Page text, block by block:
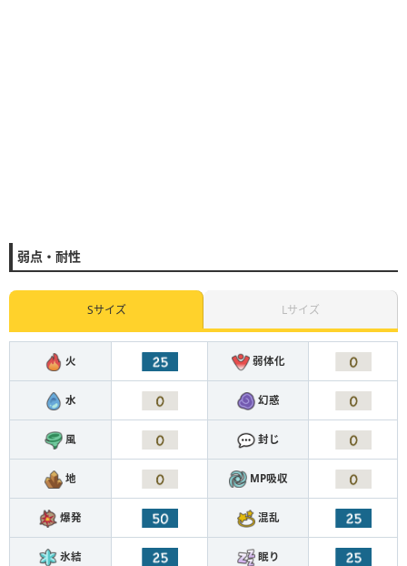
弱点・耐性
Sサイズ Lサイズ
火 弱体化
水 幻惑
風 封じ
地 MP吸収
爆発 混乱
氷結 眠り